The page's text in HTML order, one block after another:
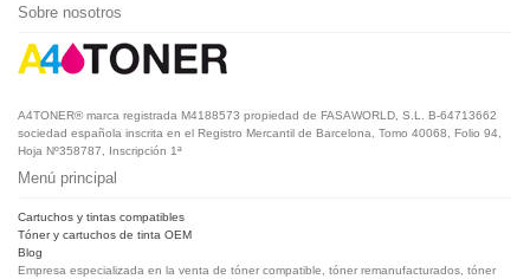
Sobre nosotros
A4TONER® marca registrada M4188573 propiedad de FASAWORLD, S.L. B-64713662
sociedad española inscrita en el Registro Mercantil de Barcelona, Tomo 40068, Folio 94,
Hoja Nº358787, Inscripción 1ª
Menú principal
Cartuchos y tintas compatibles
Tóner y cartuchos de tinta OEM
Blog
Empresa especializada en la venta de tóner compatible, tóner remanufacturados, tóner